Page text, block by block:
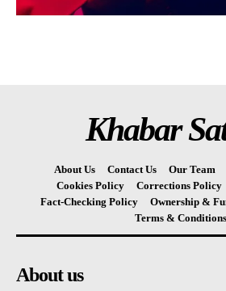
Khabar
About Us Contact Us Our Team
Cookies Policy
Corrections Policy
Fact-Checking Policy
Ownership &
Terms & Conditions
About us